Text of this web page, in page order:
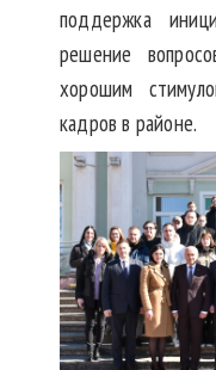
поддержка
решение
хорошим
кадров в районе.